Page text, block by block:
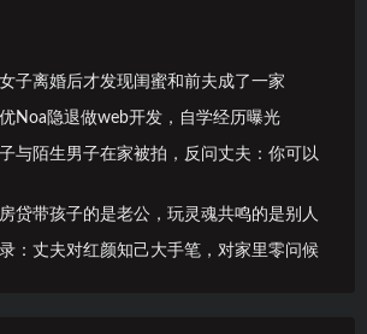
子离婚后才发现闺蜜和前夫成了一家
Noa隐退做web开发，自学经历曝光
与陌生男子在家被拍，反问丈夫：你可以
贷带孩子的是老公，玩灵魂共鸣的是别人
：丈夫对红颜知己大手笔，对家里零问候